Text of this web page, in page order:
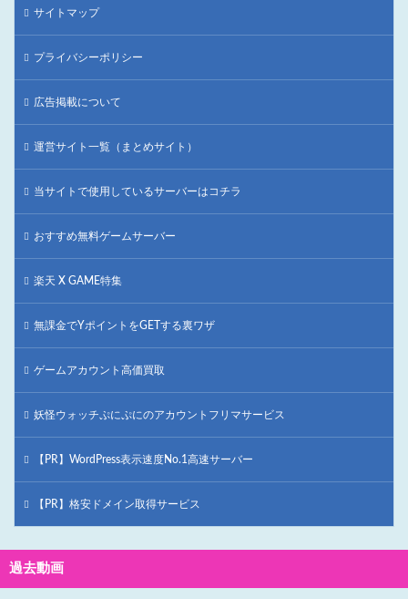
サイトマップ
プライバシーポリシー
広告掲載について
運営サイト一覧（まとめサイト）
当サイトで使用しているサーバーはコチラ
おすすめ無料ゲームサーバー
楽天 X GAME特集
無課金でYポイントをGETする裏ワザ
ゲームアカウント高価買取
妖怪ウォッチぷにぷにのアカウントフリマサービス
【PR】WordPress表示速度No.1高速サーバー
【PR】格安ドメイン取得サービス
過去動画